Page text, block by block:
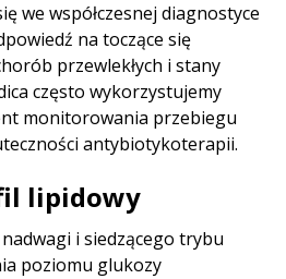
we współczesnej diagnostyce
na toczące się
przewlekłych i stany
często wykorzystujemy
monitorowania przebiegu
antybiotykoterapii.
lipidowy
i siedzącego trybu
poziomu glukozy